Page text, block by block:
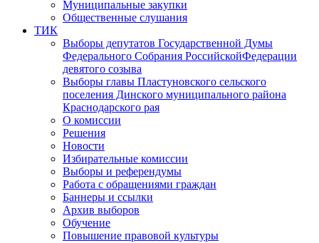
Муниципальные закупки
Общественные слушания
ТИК
Выборы депутатов Государственной Думы
Федерального Собрания РоссийскойФедерации
девятого созыва
Выборы главы Пластуновского сельского
поселения Динского муниципального района
Краснодарского рая
О комиссии
Решения
Новости
Избирательные комиссии
Выборы и референдумы
Работа с обращениями граждан
Баннеры и ссылки
Архив выборов
Обучение
Повышение правовой культуры